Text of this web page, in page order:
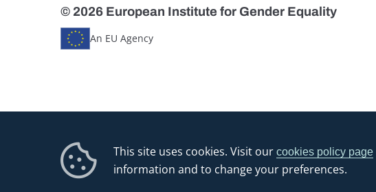
This site uses cookies. Visit ourcookies policy page
information and to change your preferences.
© 2026 European Institute for Gender Equality
An EU Agency